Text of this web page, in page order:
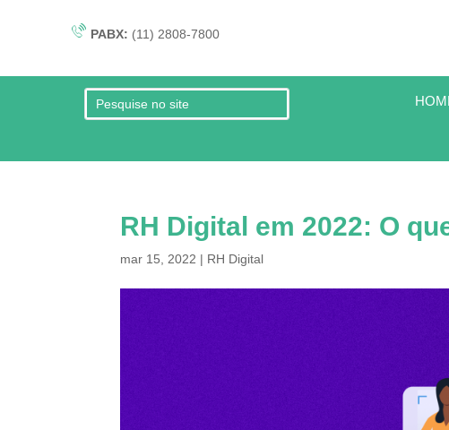
PABX: (11) 2808-7800
RH Digital em 2022: O
mar 15, 2022 | RH Digital